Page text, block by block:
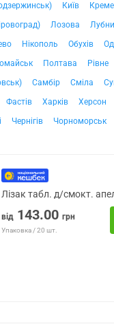
Київ
Лозова Лубни
Нікополь Обухів
Полтава
Рівне
Самбір Сміла
Фастів Харків Херсон
Чернігів Чорноморськ
Лізак табл. д/смокт.
від 143.00 грн
Упаковка / 20 шт.